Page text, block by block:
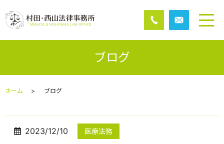
ブログ
ホーム ブログ
2023/12/10 医療法務